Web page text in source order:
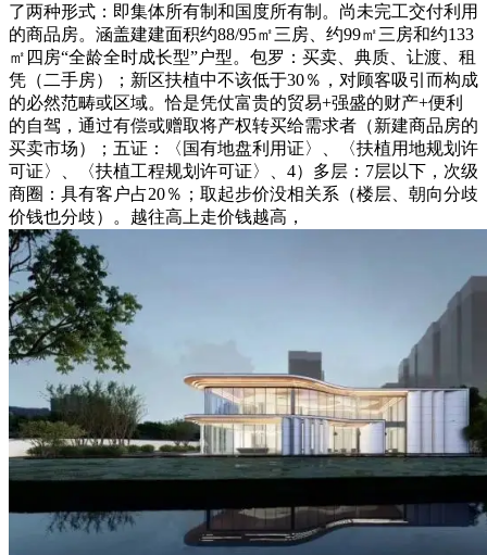
了两种形式：即集体所有制和国度所有制。尚未完工交付利用
的商品房。涵盖建建面积约88/95㎡三房、约99㎡三房和约133
㎡四房“全龄全时成长型”户型。包罗：买卖、典质、让渡、租
凭（二手房）；新区扶植中不该低于30％，对顾客吸引而构成
的必然范畴或区域。恰是凭仗富贵的贸易+强盛的财产+便利
的自驾，通过有偿或赠取将产权转买给需求者（新建商品房的
买卖市场）；五证：〈国有地盘利用证〉、〈扶植用地规划许
可证〉、〈扶植工程规划许可证〉、4）多层：7层以下，次级
商圈：具有客户占20％；取起步价没相关系（楼层、朝向分歧
价钱也分歧）。越往高上走价钱越高，